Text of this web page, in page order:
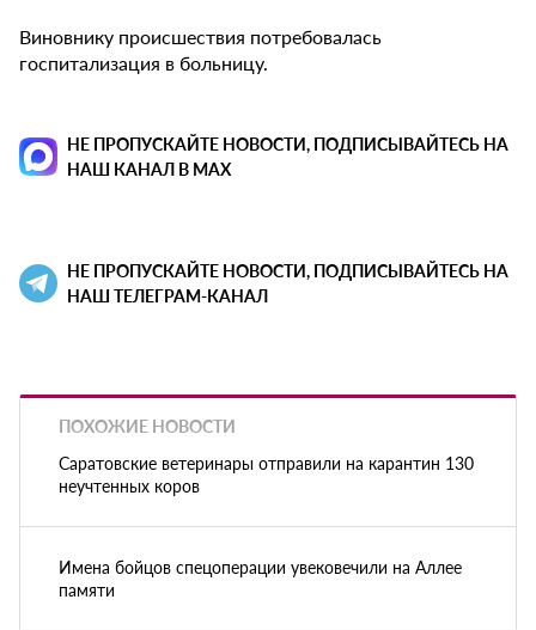
Виновнику происшествия потребовалась
госпитализация в больницу.
НЕ ПРОПУСКАЙТЕ НОВОСТИ, ПОДПИСЫВАЙТЕСЬ НА
НАШ КАНАЛ В MAX
НЕ ПРОПУСКАЙТЕ НОВОСТИ, ПОДПИСЫВАЙТЕСЬ НА
НАШ ТЕЛЕГРАМ-КАНАЛ
ПОХОЖИЕ НОВОСТИ
Саратовские ветеринары отправили на карантин 130
неучтенных коров
Имена бойцов спецоперации увековечили на Аллее
памяти